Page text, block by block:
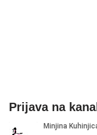
Prijava na kanal